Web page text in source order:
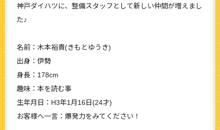
神戸ダイハツに、整備スタッフとして新しい仲間が増えまし
た♪
名前：木本裕貴(きもとゆうき)
出身：伊勢
身長：178cm
趣味：本を読む事
生年月日：H3年1月16日(24才)
お客様へ一言：爆発力をみてください！